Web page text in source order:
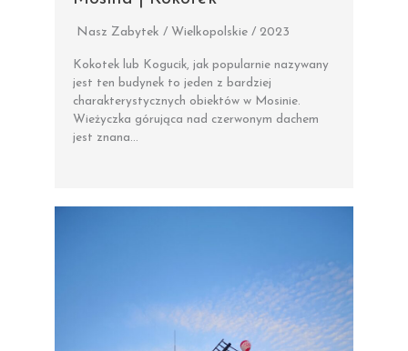
Nasz Zabytek / Wielkopolskie / 2023
Kokotek lub Kogucik, jak popularnie nazywany
jest ten budynek to jeden z bardziej
charakterystycznych obiektów w Mosinie.
Wieżyczka górująca nad czerwonym dachem
jest znana…